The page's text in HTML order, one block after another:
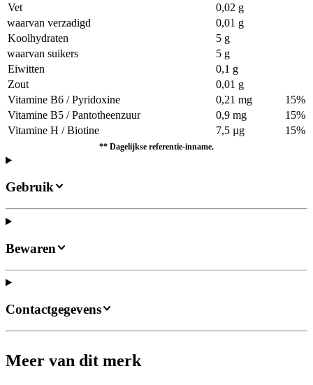
Vet
0,02 g
waarvan verzadigd
0,01 g
Koolhydraten
5 g
waarvan suikers
5 g
Eiwitten
0,1 g
Zout
0,01 g
Vitamine B6 / Pyridoxine
0,21 mg
15%
Vitamine B5 / Pantotheenzuur
0,9 mg
15%
Vitamine H / Biotine
7,5 µg 15%
** Dagelijkse referentie-inname.
Gebruik
Bewaren
Contactgegevens
Meer van dit merk